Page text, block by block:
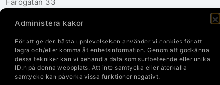
Administera kakor
För att ge den bästa upplevelselsen använder vi cookies för att
lagra och/eller komma åt enhetsinformation. Genom att godkänna
dessa tekniker kan vi behandla data som surfbeteende eller unika
ID:n på denna webbplats. Att inte samtycka eller återkalla
samtycke kan påverka vissa funktioner negativt.
Färögatan 33
Sverige
Kontakta oss